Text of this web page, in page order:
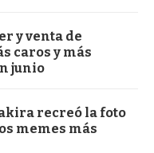
y venta de
caros y más
junio
recreó la foto
memes más